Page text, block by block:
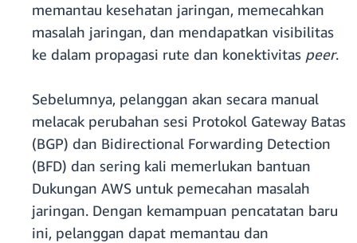
memantau kesehatan jaringan, memecahkan
masalah jaringan, dan mendapatkan visibilitas
ke dalam propagasi rute dan konektivitas peer.
Sebelumnya, pelanggan akan secara manual
melacak perubahan sesi Protokol Gateway Batas
(BGP) dan Bidirectional Forwarding Detection
(BFD) dan sering kali memerlukan bantuan
Dukungan AWS untuk pemecahan masalah
jaringan. Dengan kemampuan pencatatan baru
ini, pelanggan dapat memantau dan